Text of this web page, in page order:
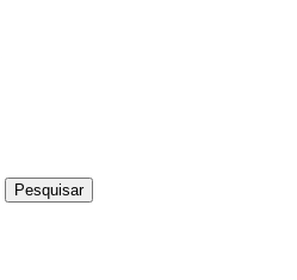
Pesquisar